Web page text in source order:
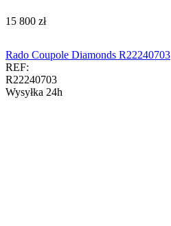
‍15 800‍ zł
Rado Coupole Diamonds R22240703
REF:
R22240703
Wysyłka 24h